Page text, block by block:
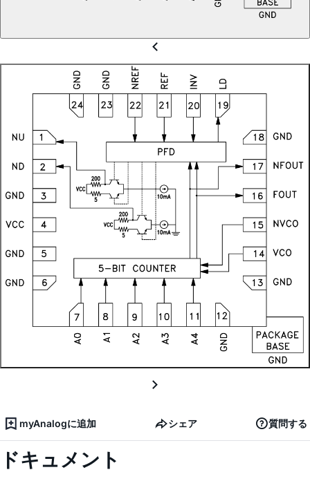
myAnalogに追加 シェア 質問する
ドキュメント